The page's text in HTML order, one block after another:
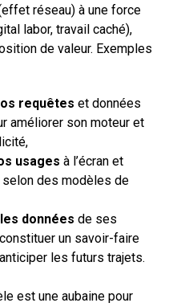
réseau) à une force
labor, travail caché),
de valeur. Exemples
requêtes et données
améliorer son moteur et
usages à l’écran et
des modèles de
données de ses
un savoir-faire
les futurs trajets.
est une aubaine pour